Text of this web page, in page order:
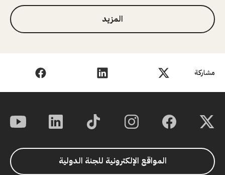
مشاركة
المزيد
المواقع الإلكترونية للجنة الدولية